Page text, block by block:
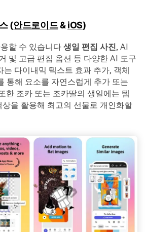
(안드로이드&iOS)
할 수 있습니다 생일 편집 사진, AI
및 고급 편집 옵션 등 다양한 AI 도구
는 다이내믹 텍스트 효과 추가, 객체
통해 요소를 자연스럽게 추가 또는
한 조카 또는 조카딸의 생일에는 템
상을 활용해 최고의 선물로 개인화할